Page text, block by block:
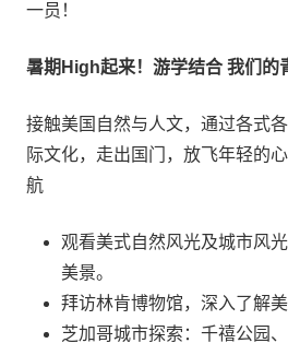
一员！
暑期High起来！游学结合 我们的
接触美国自然与人文，通过各式
际文化，走出国门，放飞年轻的
航
观看美式自然风光及城市风
美景。
拜访林肯博物馆，深入了解美
芝加哥城市探索：千禧公园